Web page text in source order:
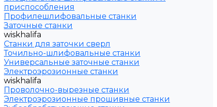
приспособления
Профилешлифовальные станки
Заточные станки
wiskhalifa
Станки для заточки сверл
Точильно-шлифовальные станки
Универсальные заточные станки
Электроэрозионные станки
wiskhalifa
Проволочно-вырезные станки
Электроэрозионные прошивные станки